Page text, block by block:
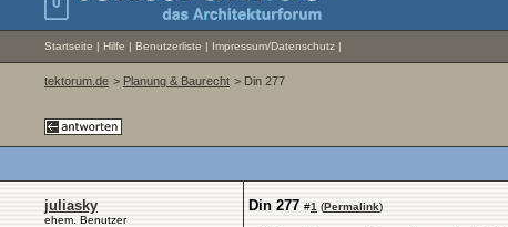
Startseite | Hilfe | Benutzerliste | Impressum/Datenschutz |
tektorum.de > Planung & Baurecht > Din 277
juliasky
ehem. Benutzer
Din 277 #1 (Permalink)